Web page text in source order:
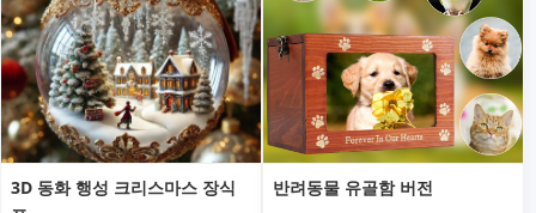
3D 동화 행성 크리스마스 장식
반려동물 유골함 버전